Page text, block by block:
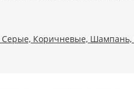
Серые, Коричневые, Шампань,